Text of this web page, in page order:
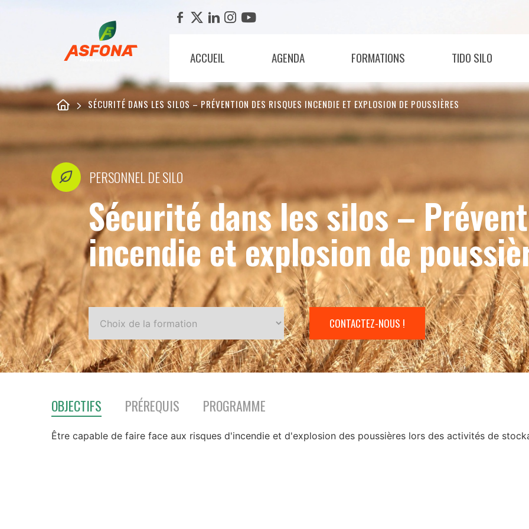
ACCUEIL AGENDA FORMATIONS TIDO SILO
SÉCURITÉ DANS LES SILOS – PRÉVENTION DES RISQUES INCENDIE ET EXPLOSION DE POUSSIÈRES
PERSONNEL DE SILO
Sécurité dans les silos –
incendie et explosion de
CONTACTEZ-NOUS !
OBJECTIFS PRÉREQUIS PROGRAMME
Être capable de faire face aux risques d'incendie et d'explosion des poussières lors des activités de